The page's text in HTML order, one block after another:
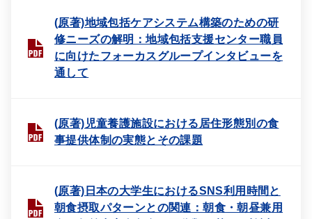
(原著)地域包括ケアシステム構築のための研
修ニーズの解明：地域包括支援センター職員
に向けたフォーカスグループインタビューを
通して
(原著)児童養護施設における居住形態別の食
事提供体制の実態とその課題
(原著)日本の大学生におけるSNS利用時間と
朝食摂取パターンとの関連：朝食・朝昼兼用